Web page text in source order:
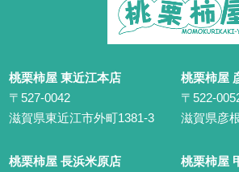
桃栗柿屋 東近江本店
〒527-0042
滋賀県東近江市外町1381-3
桃栗柿屋
〒522-
滋賀県彦
桃栗柿屋 長浜米原店
桃栗柿屋